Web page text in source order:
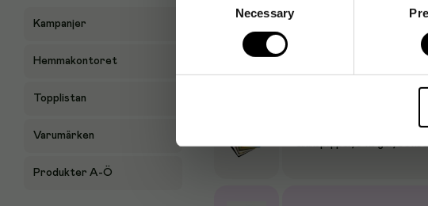
Necessary
Kampanjer
Hemmakontoret
Topplistan
Varumärken
Produkter A-Ö
Glanspapper, 5 färger,